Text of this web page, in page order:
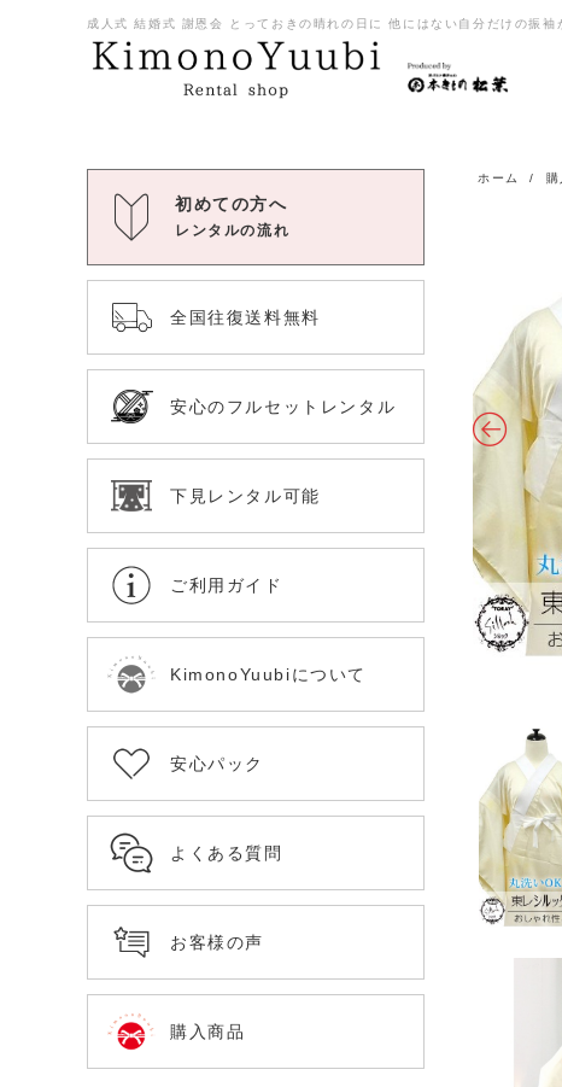
成人式 結婚式 謝恩会 とっておきの晴れの日に 他にはない自分だけの
初めての方へ
レンタルの流れ
全国往復送料無料
安心のフルセットレンタル
下見レンタル可能
ご利用ガイド
KimonoYuubiについて
安心パック
よくある質問
お客様の声
購入商品
ホーム /